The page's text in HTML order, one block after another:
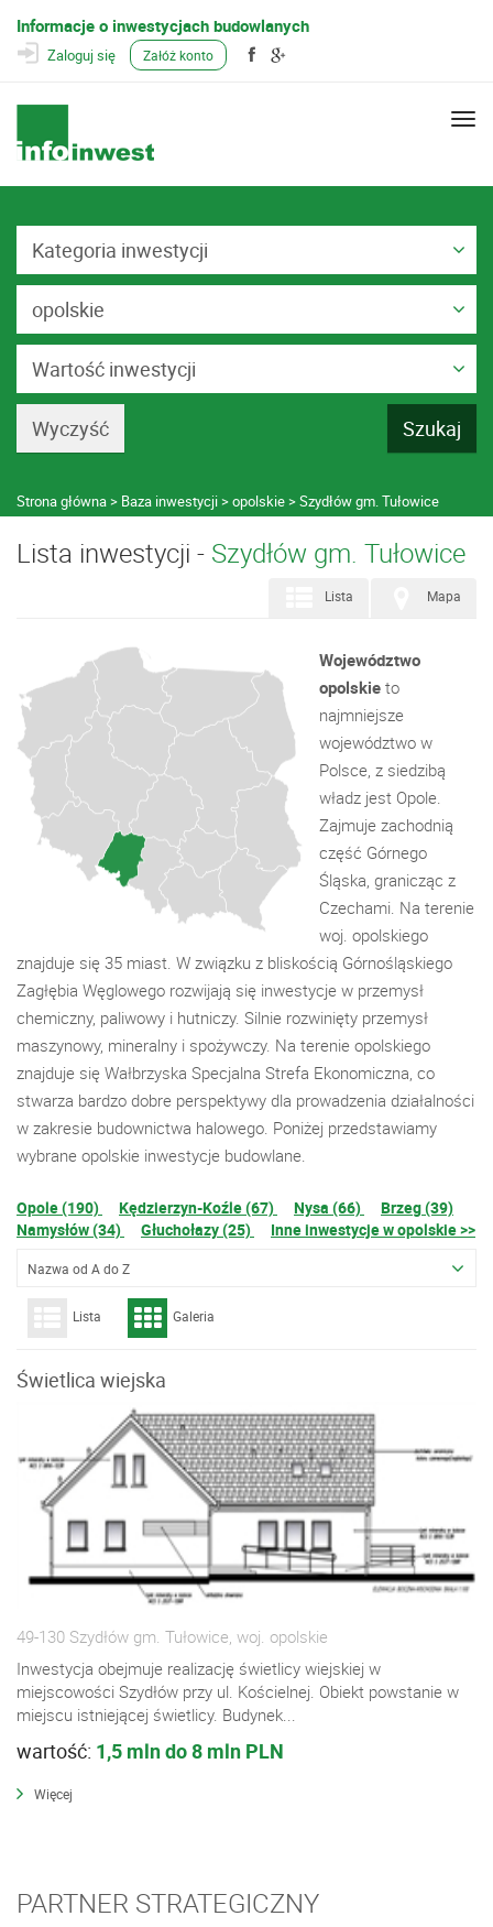
Informacje o inwestycjach budowlanych
Zaloguj się Załóż konto
Kategoria inwestycji
opolskie
Wartość inwestycji
Strona główna Baza inwestycji opolskie Szydłów gm. Tułowice
Lista inwestycji - Szydłów gm. Tułowice
Mapa
Lista
Województwo
opolskie to
najmniejsze
województwo w
Polsce, z siedzibą
władz jest Opole.
Zajmuje zachodnią
część Górnego
Śląska, granicząc z
Czechami. Na terenie
woj. opolskiego
znajduje się 35 miast. W związku z bliskością Górnośląskiego
Zagłębia Węglowego rozwijają się inwestycje w przemysł
chemiczny, paliwowy i hutniczy. Silnie rozwinięty przemysł
maszynowy, mineralny i spożywczy. Na terenie opolskiego
znajduje się Wałbrzyska Specjalna Strefa Ekonomiczna, co
stwarza bardzo dobre perspektywy dla prowadzenia działalności
w zakresie budownictwa halowego. Poniżej przedstawiamy
wybrane opolskie inwestycje budowlane.
Opole (190) Kędzierzyn-Koźle (67) Nysa (66)
Brzeg (39)
Namysłów (34)
Głuchołazy (25) Inne inwestycje w opolskie >>
Nazwa od A do Z
Lista Galeria
Świetlica wiejska
49-130 Szydłów gm. Tułowice, woj. opolskie
Inwestycja obejmuje realizację świetlicy wiejskiej w
miejscowości Szydłów przy ul. Kościelnej. Obiekt powstanie w
miejscu istniejącej świetlicy. Budynek...
wartość: 1,5 mln do 8 mln PLN
Więcej
PARTNER STRATEGICZNY